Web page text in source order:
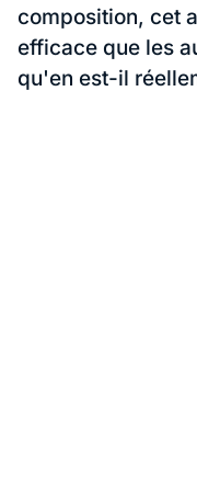
composition, cet
efficace que les
qu'en est-il